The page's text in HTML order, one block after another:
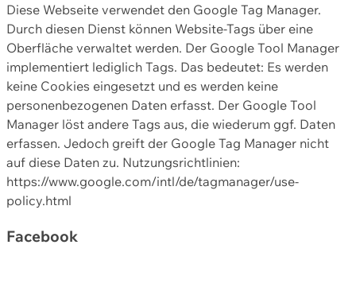
Diese Webseite verwendet den Google Tag Manager.
Durch diesen Dienst können Website-Tags über eine
Oberfläche verwaltet werden. Der Google Tool Manager
implementiert lediglich Tags. Das bedeutet: Es werden
keine Cookies eingesetzt und es werden keine
personenbezogenen Daten erfasst. Der Google Tool
Manager löst andere Tags aus, die wiederum ggf. Daten
erfassen. Jedoch greift der Google Tag Manager nicht
auf diese Daten zu. Nutzungsrichtlinien:
https://www.google.com/intl/de/tagmanager/use-
policy.html
Facebook